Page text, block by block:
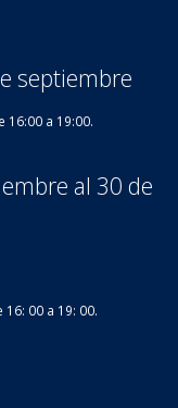
septiembre
16:00 a 19:00.
al 30 de
00 a 19: 00.